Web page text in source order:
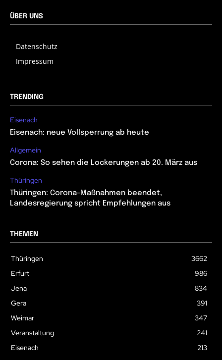
ÜBER UNS
Datenschutz
Impressum
TRENDING
Eisenach
Eisenach: neue Vollsperrung ab heute
Allgemein
Corona: So sehen die Lockerungen ab 20. März aus
Thüringen
Thüringen: Corona-Maßnahmen beendet,
Landesregierung spricht Empfehlungen aus
THEMEN
Thüringen
3662
Erfurt
986
Jena
834
Gera
391
Weimar
347
Veranstaltung
241
Eisenach
213